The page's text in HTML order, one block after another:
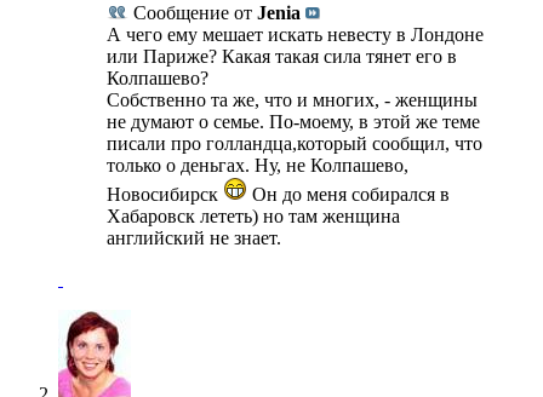
Сообщение от Jenia
А чего ему мешает искать невесту в Лондоне
или Париже? Какая такая сила тянет его в
Колпашево?
Собственно та же, что и многих, - женщины
не думают о семье. По-моему, в этой же теме
писали про голландца,который сообщил, что
только о деньгах. Ну, не Колпашево,
Новосибирск
Он до меня собирался в
Хабаровск лететь) но там женщина
английский не знает.